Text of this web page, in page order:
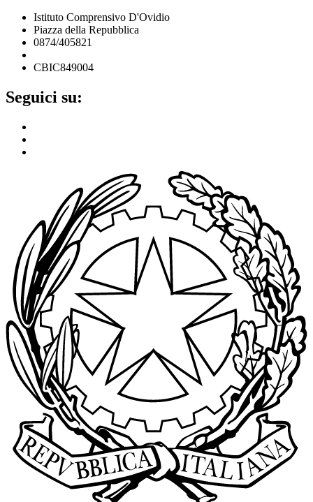
Istituto Comprensivo D'Ovidio
Piazza della Repubblica
0874/405821
CBIC849004
Seguici su: